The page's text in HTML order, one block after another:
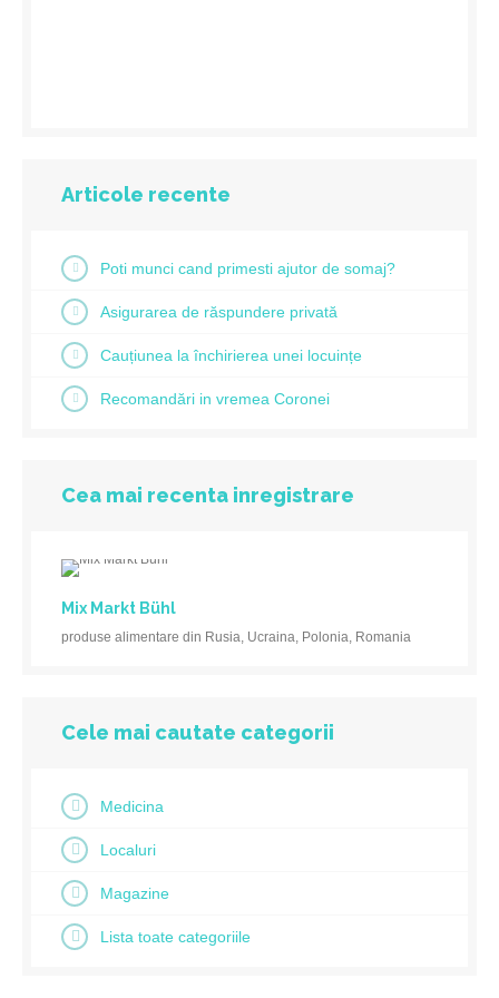
Articole recente
Poti munci cand primesti ajutor de somaj?
Asigurarea de răspundere privată
Cauțiunea la închirierea unei locuințe
Recomandări in vremea Coronei
Cea mai recenta inregistrare
Mix Markt Bühl
produse alimentare din Rusia, Ucraina, Polonia, Romania
Cele mai cautate categorii
Medicina
Localuri
Magazine
Lista toate categoriile